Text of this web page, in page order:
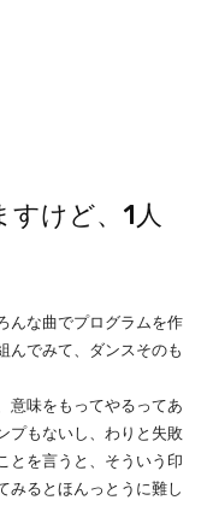
すけど、1人
な曲でプログラムを作
んでみて、ダンスそのも
意味をもってやるってあ
プもないし、わりと失敗
を言うと、そういう印
みるとほんっとうに難し